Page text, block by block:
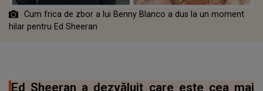
Cum frica de zbor a lui Benny Blanco a dus la un moment
hilar pentru Ed Sheeran
Ed Sheeran a dezvăluit care este cea mai